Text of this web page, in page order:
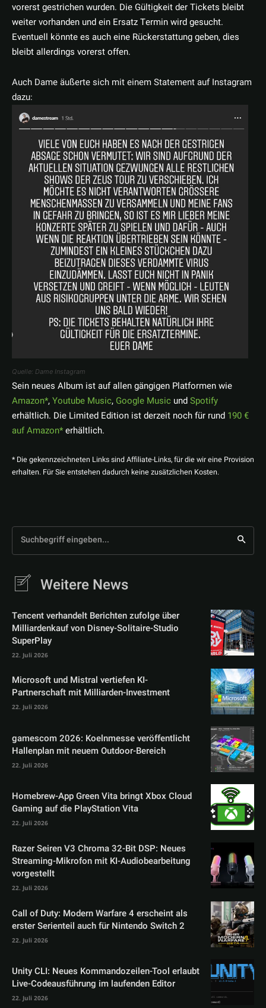
vorerst gestrichen wurden. Die Gültigkeit der Tickets bleibt
weiter vorhanden und ein Ersatz Termin wird gesucht.
Eventuell könnte es auch eine Rückerstattung geben, dies
bleibt allerdings vorerst offen.
Auch Dame äußerte sich mit einem Statement auf Instagram
dazu:
Quelle: Dame Instagram
Sein neues Album ist auf allen gängigen Platformen wie
Amazon ,Youtube Music, Google Music undSpotify
erhältlich. Die Limited Edition ist derzeit noch für rund 190 €
auf Amazon erhältlich.
* Die gekennzeichneten Links sind Affiliate-Links, für die wir eine Provision
erhalten. Für Sie entstehen dadurch keine zusätzlichen Kosten.
Suchbegriff eingeben...
Weitere News
Tencent verhandelt Berichten zufolge über
Milliardenkauf von Disney-Solitaire-Studio
SuperPlay
22. Juli 2026
Microsoft und Mistral vertiefen KI-
Partnerschaft mit Milliarden-Investment
22. Juli 2026
gamescom 2026: Koelnmesse veröffentlicht
Hallenplan mit neuem Outdoor-Bereich
22. Juli 2026
Homebrew-App Green Vita bringt Xbox Cloud
Gaming auf die PlayStation Vita
22. Juli 2026
Razer Seiren V3 Chroma 32-Bit DSP: Neues
Streaming-Mikrofon mit KI-Audiobearbeitung
vorgestellt
22. Juli 2026
Call of Duty: Modern Warfare 4 erscheint als
erster Serienteil auch für Nintendo Switch 2
22. Juli 2026
Unity CLI: Neues Kommandozeilen-Tool erlaubt
Live-Codeausführung im laufenden Editor
22. Juli 2026